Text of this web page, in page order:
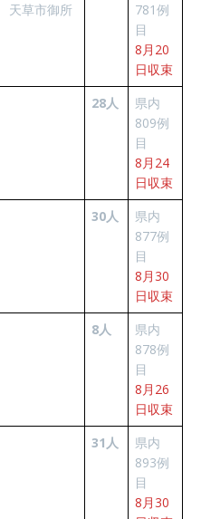
天草市御所
781例
目
8月20
日収束
28人
県内
809例
目
8月24
日収束
30人
県内
877例
目
8月30
日収束
8人
県内
878例
目
8月26
日収束
31人
県内
893例
目
8月30